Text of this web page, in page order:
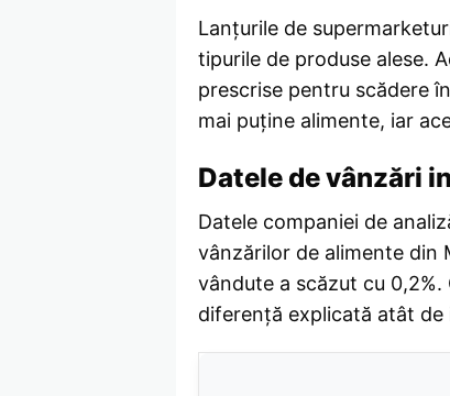
Lanțurile de
tipurile de produse alese.
prescrise pentru scădere
mai puține alimente, iar
Datele de vânzări
Datele companiei de
vânzărilor de alimente din
vândute a scăzut cu
diferență explicată atât